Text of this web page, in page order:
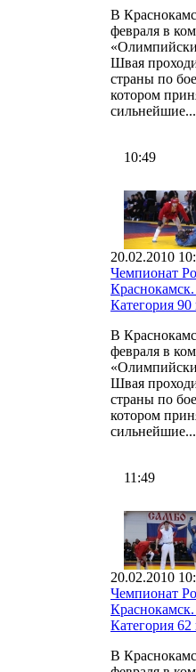
В
февраля в
Швая
страны по
котором
сильнейшие...
10:49
20.02.2010
Чемпионат
Категория 90
В
февраля в
Швая
страны по
котором
сильнейшие...
11:49
20.02.2010
Чемпионат
Категория 62
В